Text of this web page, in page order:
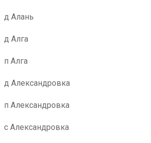
д Алань
д Алга
п Алга
д Александровка
п Александровка
с Александровка